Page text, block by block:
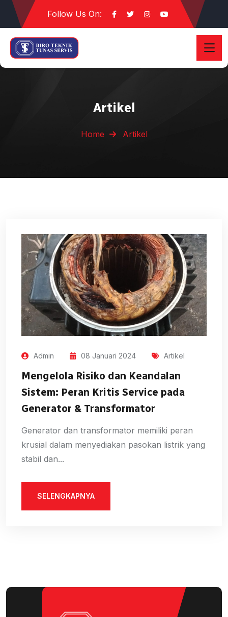
Follow Us On:
Artikel
Home Artikel
Admin 08 Januari 2024 Artikel
Mengelola Risiko dan Keandalan
Sistem: Peran Kritis Service pada
Generator & Transformator
Generator dan transformator memiliki peran
krusial dalam menyediakan pasokan listrik yang
stabil dan...
SELENGKAPNYA